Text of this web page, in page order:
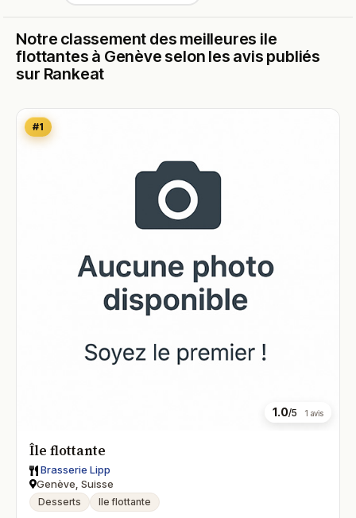
Notre classement des meilleures ile
flottantes à Genève selon les avis publiés
sur Rankeat
#1
1.0/5 1 avis
Île flottante
Brasserie Lipp
Genève, Suisse
Desserts Ile flottante